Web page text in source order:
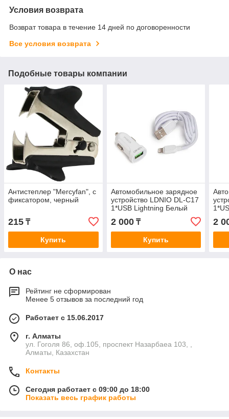
Условия возврата
Возврат товара в течение 14 дней по договоренности
Все условия возврата
Подобные товары компании
Антистеплер "Mercyfan", с
фиксатором, черный
215 ₸
Купить
Автомобильное зарядное
устройство LDNIO DL-C17
1*USB Lightning Белый
2 000₸
Купить
2
О нас
Рейтинг не сформирован
Менее 5 отзывов за последний год
Работает с 15.06.2017
г. Алматы
ул. Гоголя 86, оф.105, проспект Назарбаеа 103, ,
Алматы, Казахстан
Контакты
Сегодня работает с 09:00 до 18:00
Показать весь график работы